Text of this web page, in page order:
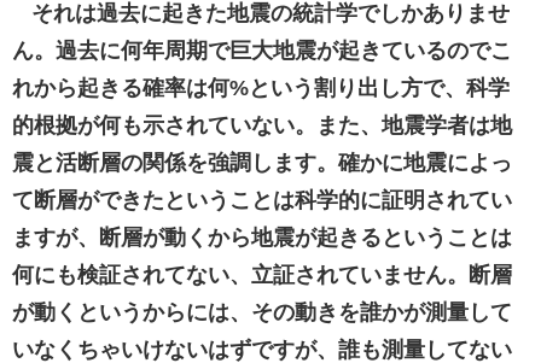
それは過去に起きた地震の統計学でしかありませ
ん。過去に何年周期で巨大地震が起きているのでこ
れから起きる確率は何%という割り出し方で、科学
的根拠が何も示されていない。また、地震学者は地
震と活断層の関係を強調します。確かに地震によっ
て断層ができたということは科学的に証明されてい
ますが、断層が動くから地震が起きるということは
何にも検証されてない、立証されていません。断層
が動くというからには、その動きを誰かが測量して
いなくちゃいけないはずですが、誰も測量してない